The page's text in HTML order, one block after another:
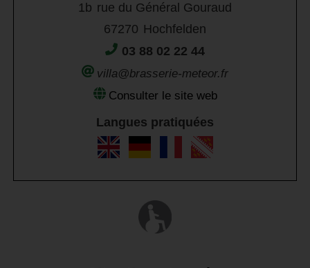
1b rue du Général Gouraud
67270 Hochfelden
03 88 02 22 44
villa@brasserie-meteor.fr
Consulter le site web
Langues pratiquées